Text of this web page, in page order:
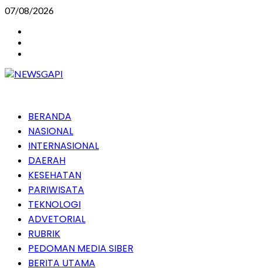
Skip
content
07/08/2026
PrimaryBERANDA
NASIONAL
INTERNASIONAL
DAERAH
KESEHATAN
PARIWISATA
TEKNOLOGI
ADVETORIAL
RUBRIK
PEDOMAN MEDIA SIBER
BERITA UTAMA